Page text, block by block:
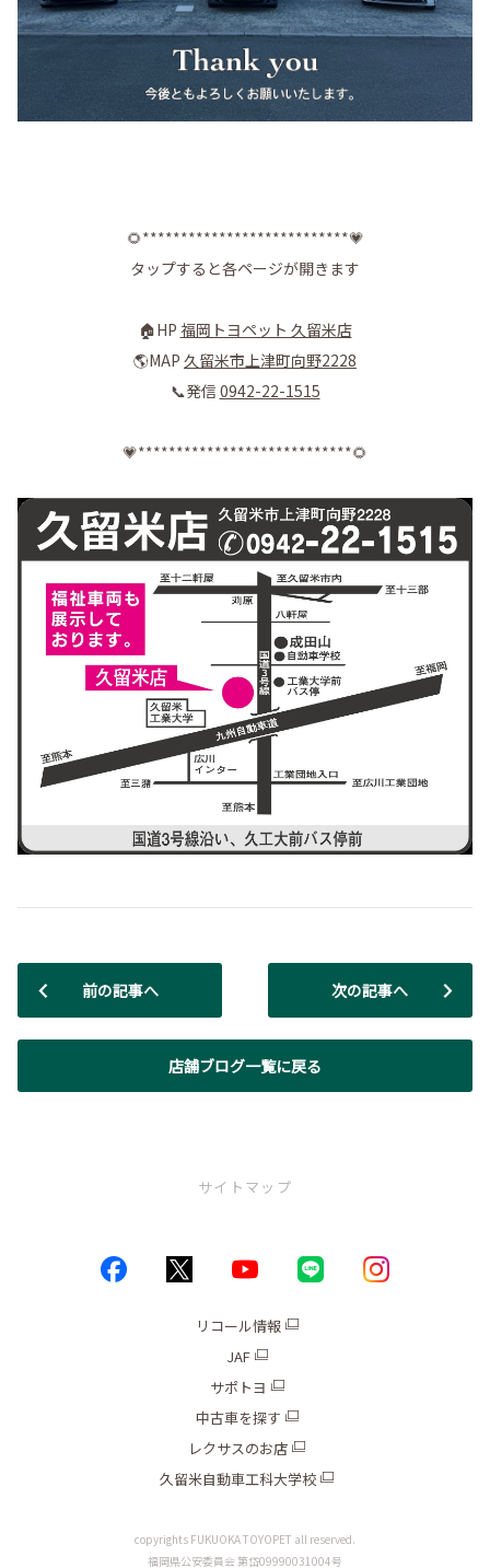
🌻***************************💗
タップすると各ページが開きます
🏠HP 福岡トヨペット 久留米店
🌎MAP 久留米市上津町向野2228
📞発信 0942-22-1515
💗****************************🌻
前の記事へ
店舗ブログ一覧に戻る
次の記事へ
サイトマップ
リコール情報
JAF
サポトヨ
中古車を探す
レクサスのお店
久留米自動車工科大学校
copyrights FUKUOKA TOYOPET all reserved.
福岡県公安委員会 第岱09990031004号